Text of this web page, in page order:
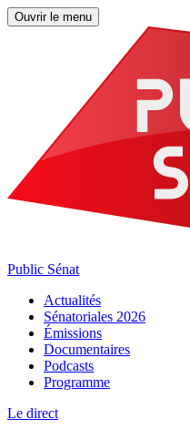
Ouvrir le menu
Public Sénat
Actualités
Sénatoriales 2026
Émissions
Documentaires
Podcasts
Programme
Le direct